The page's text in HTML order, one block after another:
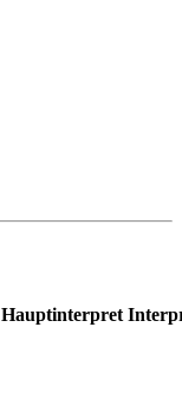
Hauptinterpret